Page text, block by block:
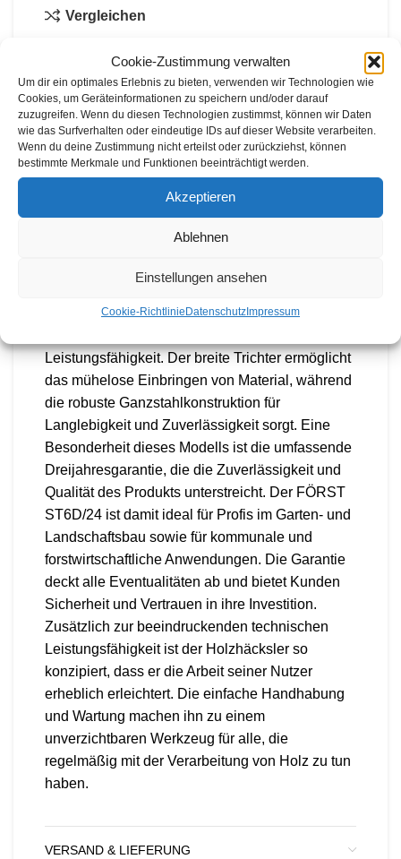
Cookie-Zustimmung verwalten
Um dir ein optimales Erlebnis zu bieten, verwenden wir Technologien wie
Cookies, um Geräteinformationen zu speichern und/oder darauf
zuzugreifen. Wenn du diesen Technologien zustimmst, können wir Daten
wie das Surfverhalten oder eindeutige IDs auf dieser Website verarbeiten.
Wenn du deine Zustimmung nicht erteilst oder zurückziehst, können
bestimmte Merkmale und Funktionen beeinträchtigt werden.
Akzeptieren
Ablehnen
Einstellungen ansehen
Cookie-RichtlinieDatenschutzImpressum
Vergleichen
3 weitere Personen schauen sich
dieses Produkt gerade an.
Kraftpaket, das sich durch einen leistungsstarken
Aufgaben konzipiert und bietet eine Kombination
Leistungsfähigkeit. Der breite Trichter ermöglicht
das mühelose Einbringen von Material, während
die robuste Ganzstahlkonstruktion für
Langlebigkeit und Zuverlässigkeit sorgt. Eine
Besonderheit dieses Modells ist die umfassende
Dreijahresgarantie, die die Zuverlässigkeit und
Qualität des Produkts unterstreicht. Der FÖRST
ST6D/24 ist damit ideal für Profis im Garten- und
Landschaftsbau sowie für kommunale und
forstwirtschaftliche Anwendungen. Die Garantie
deckt alle Eventualitäten ab und bietet Kunden
Sicherheit und Vertrauen in ihre Investition.
Zusätzlich zur beeindruckenden technischen
Leistungsfähigkeit ist der Holzhäcksler so
konzipiert, dass er die Arbeit seiner Nutzer
erheblich erleichtert. Die einfache Handhabung
und Wartung machen ihn zu einem
unverzichtbaren Werkzeug für alle, die
regelmäßig mit der Verarbeitung von Holz zu tun
haben.
VERSAND & LIEFERUNG